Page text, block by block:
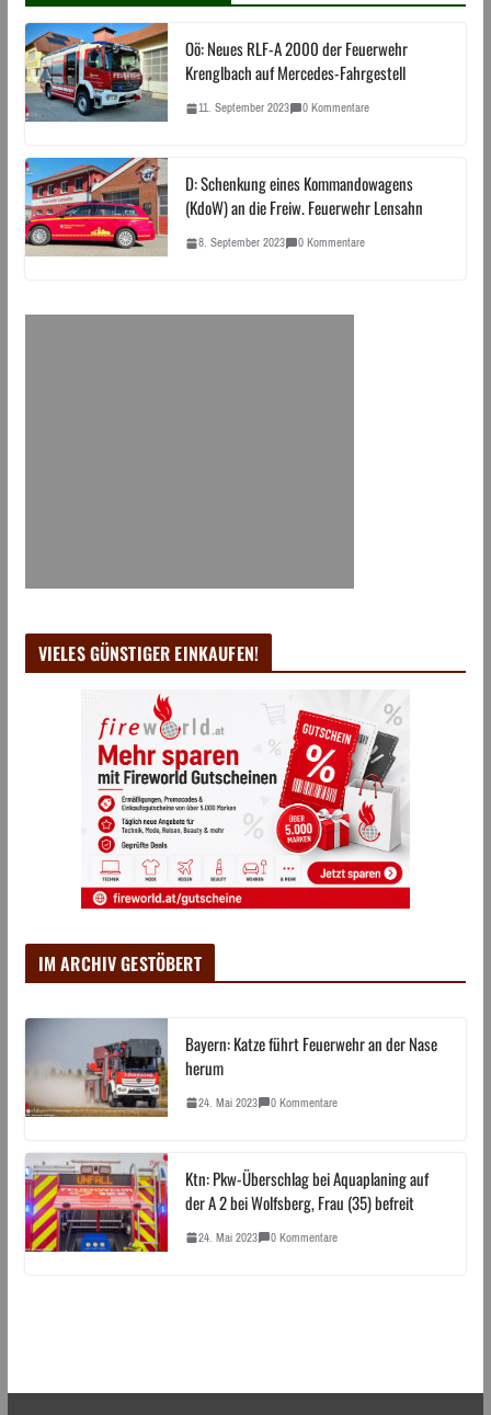
Oö: Neues RLF-A 2000 der Feuerwehr
Krenglbach auf Mercedes-Fahrgestell
11. September 2023 0 Kommentare
D: Schenkung eines Kommandowagens
(KdoW) an die Freiw. Feuerwehr Lensahn
8. September 2023 0 Kommentare
VIELES GÜNSTIGER EINKAUFEN!
IM ARCHIV GESTÖBERT
Bayern: Katze führt Feuerwehr an der Nase
herum
24. Mai 2023 0 Kommentare
Ktn: Pkw-Überschlag bei Aquaplaning auf
der A 2 bei Wolfsberg, Frau (35) befreit
24. Mai 2023 0 Kommentare